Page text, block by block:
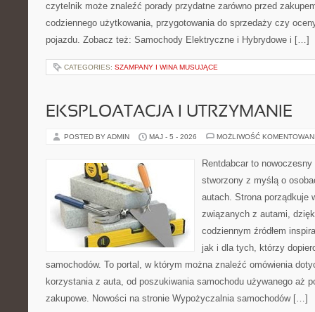
czytelnik może znaleźć porady przydatne zarówno przed
codziennego użytkowania, przygotowania do sprzedaży czy
pojazdu. Zobacz też: Samochody Elektryczne i Hybrydowe i […]
CATEGORIES: SZAMPANY I WINA MUSUJĄCE
EKSPLOATACJA I UTRZYMANIE
POSTED BY ADMIN MAJ - 5 - 2026 MOŻLIWOŚĆ
Rentdabcar to
stworzony z myślą o
autach. Strona porządkuje
związanych z autami,
codziennym źródłem
jak i dla tych, którzy
samochodów. To portal, w którym można znaleźć omówienia
korzystania z auta, od poszukiwania samochodu używanego aż
zakupowe. Nowości na stronie Wypożyczalnia samochodów […]